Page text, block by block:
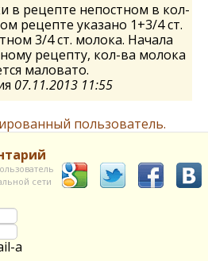
в рецепте непостном в кол-
рецепте указано 1+3/4 ст.
3/4 ст. молока. Начала
рецепту, кол-ва молока
маловато.
07.11.2013 11:55
пользователь.
сети
а